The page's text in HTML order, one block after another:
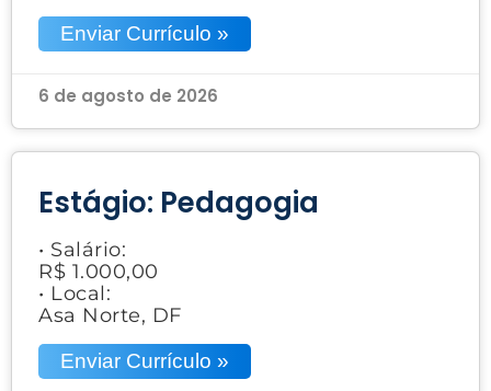
Enviar Currículo »
6 de agosto de 2026
Estágio: Pedagogia
• Salário:
R$ 1.000,00
• Local:
Asa Norte, DF
Enviar Currículo »